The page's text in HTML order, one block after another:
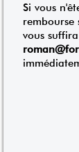
Si vous
rembourse
vous